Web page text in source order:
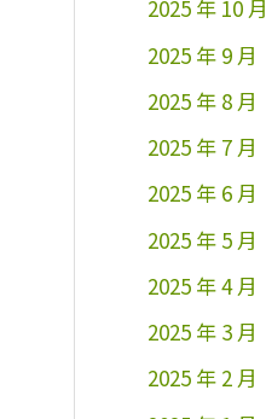
2025 年 10 月
2025 年 9 月
2025 年 8 月
2025 年 7 月
2025 年 6 月
2025 年 5 月
2025 年 4 月
2025 年 3 月
2025 年 2 月